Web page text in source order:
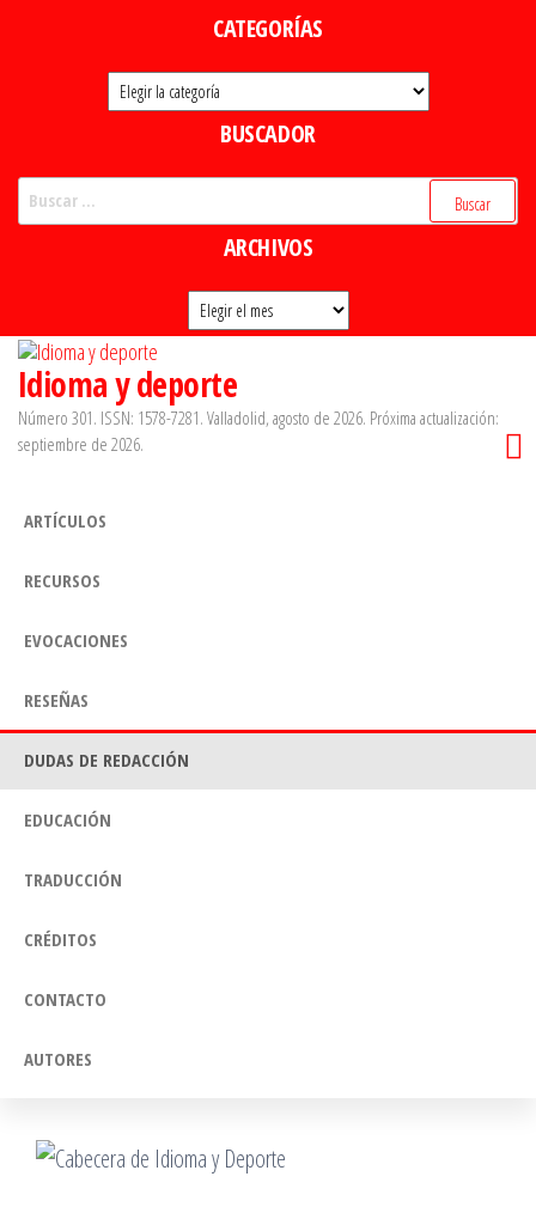
CATEGORÍAS
Categorías
BUSCADOR
ARCHIVOS
Archivos
Idioma y deporte
Número 301. ISSN: 1578-7281. Valladolid, agosto de 2026. Próxima actualización:
septiembre de 2026.
ARTÍCULOS
RECURSOS
EVOCACIONES
RESEÑAS
DUDAS DE REDACCIÓN
EDUCACIÓN
TRADUCCIÓN
CRÉDITOS
CONTACTO
AUTORES